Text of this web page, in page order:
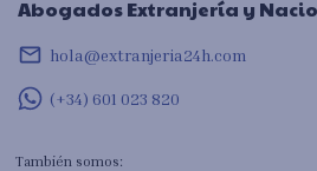
Abogados Extranjería y
mail_outline hola@extranjeria24h.com
(+34) 601 023 820
También somos: